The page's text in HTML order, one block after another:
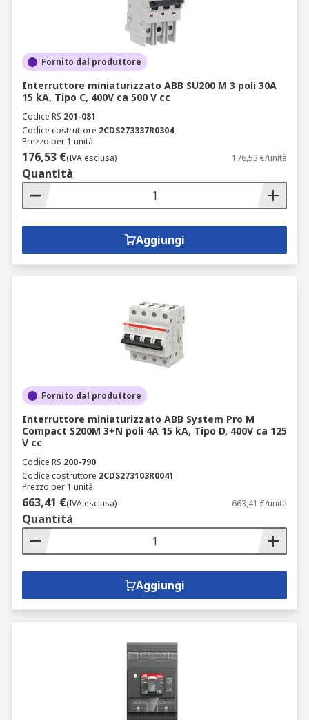
Fornito dal produttore
Interruttore miniaturizzato ABB SU200 M 3 poli 30A
15 kA, Tipo C, 400V ca 500 V cc
Codice RS 201-081
Codice costruttore 2CDS273337R0304
Prezzo per 1 unità
176,53 €(IVA esclusa) 176,53 €/unità
Quantità
Aggiungi
Fornito dal produttore
Interruttore miniaturizzato ABB System Pro M
Compact S200M 3+N poli 4A 15 kA, Tipo D, 400V ca 125
V cc
Codice RS 200-790
Codice costruttore 2CDS273103R0041
Prezzo per 1 unità
663,41 €(IVA esclusa) 663,41 €/unità
Quantità
Aggiungi